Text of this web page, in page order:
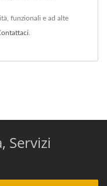
funzionali e ad alte
Servizi